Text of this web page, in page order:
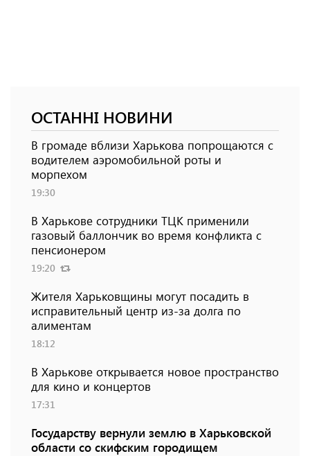
ОСТАННІ НОВИНИ
В громаде вблизи Харькова попрощаются с
водителем аэромобильной роты и
морпехом
19:30
В Харькове сотрудники ТЦК применили
газовый баллончик во время конфликта с
пенсионером
19:20
Жителя Харьковщины могут посадить в
исправительный центр из-за долга по
алиментам
18:12
В Харькове открывается новое пространство
для кино и концертов
17:31
Государству вернули землю в Харьковской
области со скифским городищем